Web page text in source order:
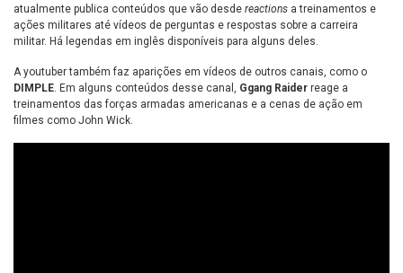
atualmente publica conteúdos que vão desde reactions a treinamentos e
ações militares até vídeos de perguntas e respostas sobre a carreira
militar. Há legendas em inglês disponíveis para alguns deles.
A youtuber também faz aparições em vídeos de outros canais, como o
DIMPLE . Em alguns conteúdos desse canal, Ggang Raider reage a
treinamentos das forças armadas americanas e a cenas de ação em
filmes como John Wick.